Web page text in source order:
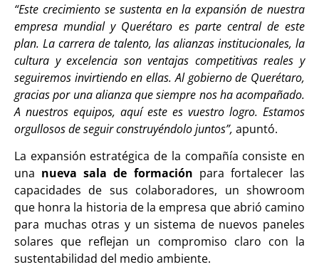
“Este crecimiento se sustenta en la expansión de nuestra
empresa mundial y Querétaro es parte central de este
plan. La carrera de talento, las alianzas institucionales, la
cultura y excelencia son ventajas competitivas reales y
seguiremos invirtiendo en ellas. Al gobierno de Querétaro,
gracias por una alianza que siempre nos ha acompañado.
A nuestros equipos, aquí este es vuestro logro. Estamos
orgullosos de seguir construyéndolo juntos”, apuntó.
La expansión estratégica de la compañía consiste en
una nueva sala de formación para fortalecer las
capacidades de sus colaboradores, un showroom
que honra la historia de la empresa que abrió camino
para muchas otras y un sistema de nuevos paneles
solares que reflejan un compromiso claro con la
sustentabilidad del medio ambiente.